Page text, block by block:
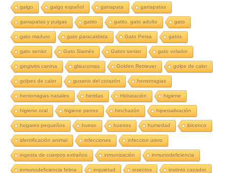
galgo galgo español garrapata garrapatas
garrapatas y pulgas gatito gatito. gato adulto gato
gato maduro gato paracaidista Gato Persa gatos
gato senior Gato Siamés Gatos senior gato volador
gingivitis canina glaucomas Golden Retriever golpe de calor
golpes de calor gusano del corazón hemorragias
hemorragias nasales heridas Hidratación higiene
higiene oral higiene perros hinchazón hipersalivación
hogares pequeños hueso huesos humedad ibicenco
identificación animal infecciones infeccion utero
ingesta de cuerpos extraños inmunización inmunodeficiencia
inmunodeficiencia felina inquietud insectos instinto cazador